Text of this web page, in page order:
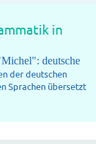
in
deutsche
der deutschen
Sprachen übersetzt